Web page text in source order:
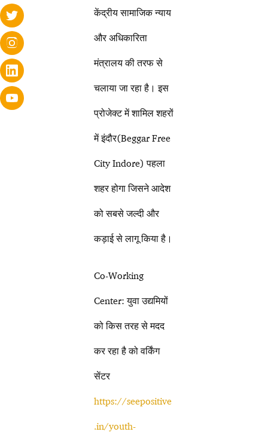
केंद्रीय सामाजिक न्याय
और अधिकारिता
मंत्रालय की तरफ से
चलाया जा रहा है। इस
प्रोजेक्ट में शामिल शहरों
में इंदौर(Beggar Free
City Indore) पहला
शहर होगा जिसने आदेश
को सबसे जल्दी और
कड़ाई से लागू किया है।
Co-Working
Center: युवा उद्यमियों
को किस तरह से मदद
कर रहा है को वर्किंग
सेंटर
https://seepositive
.in/youth-